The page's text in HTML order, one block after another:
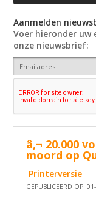
Aanmelden
Voer hieronder uw
onze nieuwsbrief:
â‚¬ 20.000
moord op
Printerversie
GEPUBLICEERD OP: